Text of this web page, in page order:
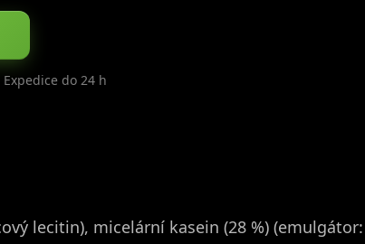
do 24 h
lecitin), micelární kasein (28 %) (emulgátor: